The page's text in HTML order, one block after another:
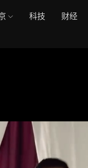
科技 财经